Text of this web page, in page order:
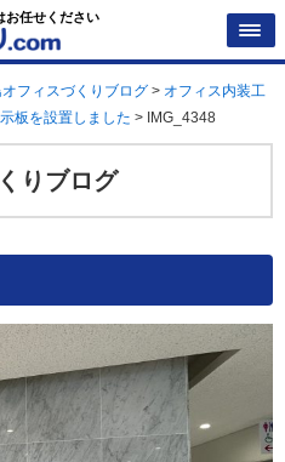
お任せください
オフィスづくりブログ > オフィス内装工
板を設置しました > IMG_4348
りブログ